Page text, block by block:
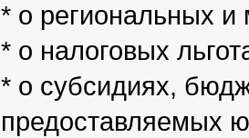
* о региональных и
* о налоговых
* о субсидиях,
предоставляемых